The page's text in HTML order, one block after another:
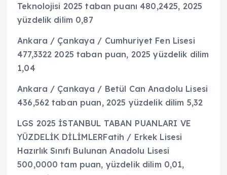
Teknolojisi 2025 taban puanı 480,2425, 2025
yüzdelik dilim 0,87
Ankara / Çankaya / Cumhuriyet Fen Lisesi
477,3322 2025 taban puan, 2025 yüzdelik dilim
1,04
Ankara / Çankaya / Betül Can Anadolu Lisesi
436,562 taban puan, 2025 yüzdelik dilim 5,32
LGS 2025 İSTANBUL TABAN PUANLARI VE
YÜZDELİK DİLİMLERFatih / Erkek Lisesi
Hazırlık Sınıfı Bulunan Anadolu Lisesi
500,0000 tam puan, yüzdelik dilim 0,01,